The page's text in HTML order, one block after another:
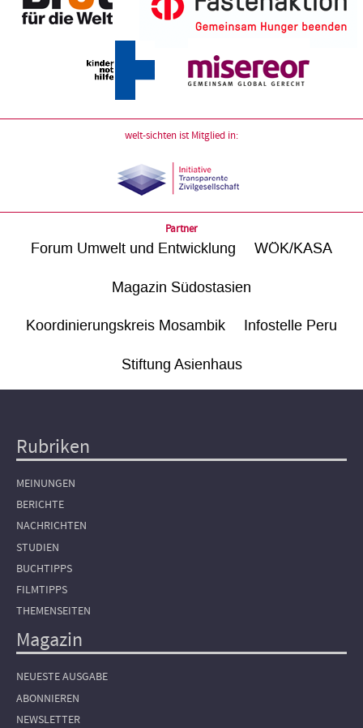
welt-sichten ist Mitglied in:
Partner
Forum Umwelt und Entwicklung WÖK/KASA
Magazin Südostasien
Koordinierungskreis Mosambik Infostelle Peru
Stiftung Asienhaus
Hauptnavigation
Rubriken
MEINUNGEN
BERICHTE
NACHRICHTEN
STUDIEN
BUCHTIPPS
FILMTIPPS
THEMENSEITEN
Magazin
NEUESTE AUSGABE
ABONNIEREN
NEWSLETTER